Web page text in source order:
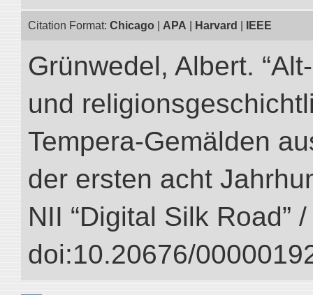
Citation Format: Chicago APA Harvard IEEE
Grünwedel, Albert.
und
Tempera-Gemälden
der ersten acht
NII “Digital Silk Road”
doi:10.20676/